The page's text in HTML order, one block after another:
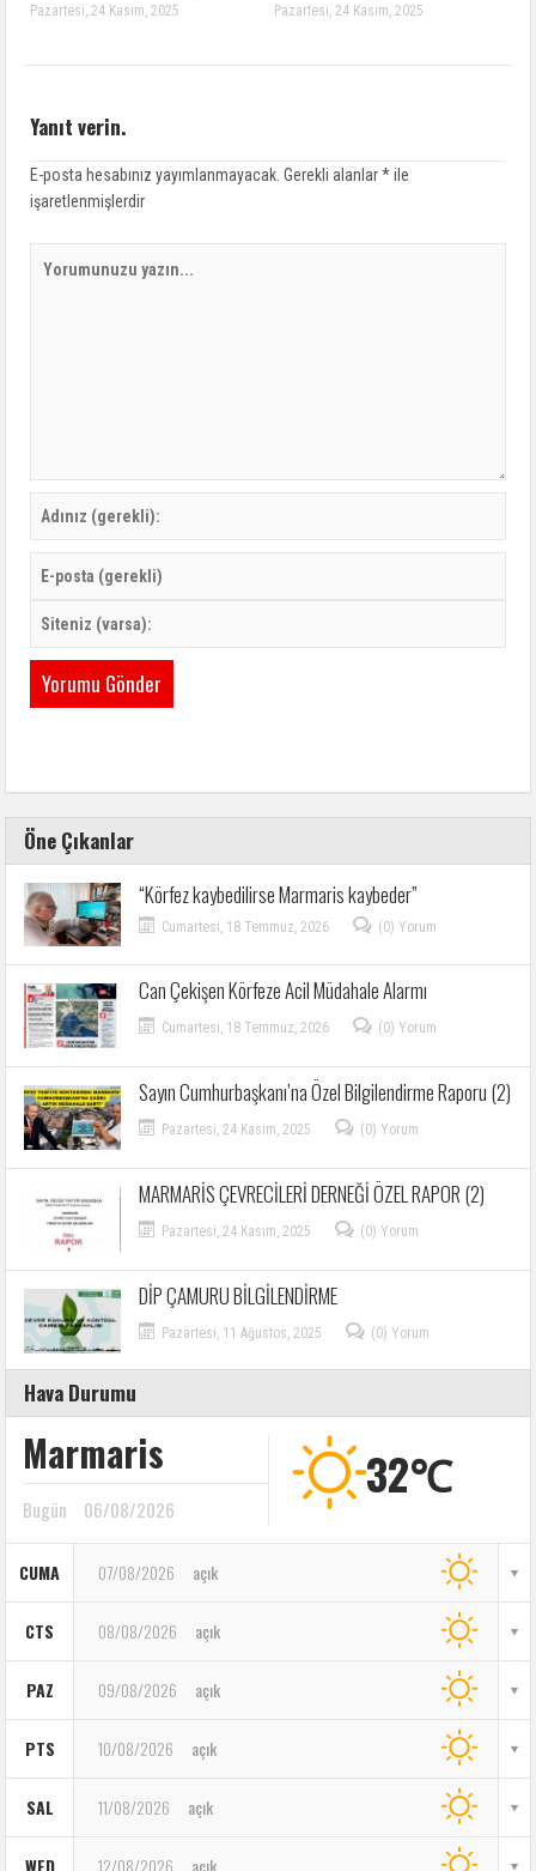
Pazartesi, 24 Kasım, 2025 Pazartesi, 24 Kasım, 2025
Yanıt verin.
E-posta hesabınız yayımlanmayacak. Gerekli alanlar*ile
işaretlenmişlerdir
Öne Çıkanlar
“Körfez kaybedilirse Marmaris kaybeder”
Cumartesi, 18 Temmuz, 2026 (0) Yorum
Can Çekişen Körfeze Acil Müdahale Alarmı
Cumartesi, 18 Temmuz, 2026 (0) Yorum
Sayın Cumhurbaşkanı’na Özel Bilgilendirme Raporu (2)
Pazartesi, 24 Kasım, 2025 (0) Yorum
MARMARİS ÇEVRECİLERİ DERNEĞİ ÖZEL RAPOR (2)
Pazartesi, 24 Kasım, 2025 (0) Yorum
DİP ÇAMURU BİLGİLENDİRME
Pazartesi, 11 Ağustos, 2025 (0) Yorum
Hava Durumu
Marmaris
Bugün 06/08/2026
32℃
CUMA 07/08/2026 açık
CTS 08/08/2026 açık
PAZ 09/08/2026 açık
PTS 10/08/2026 açık
SAL 11/08/2026 açık
WED 12/08/2026 açık